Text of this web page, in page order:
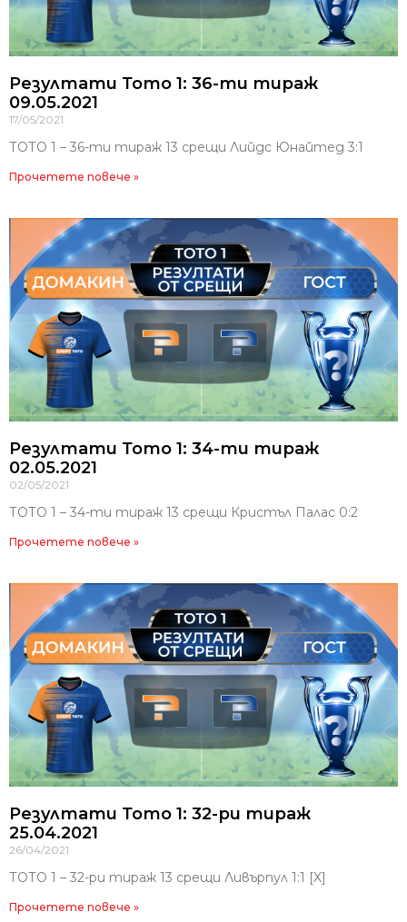
Резултати Тото 1: 36-ти тираж
09.05.2021
17/05/2021
ТОТО 1 – 36-ти тираж 13 срещи Лийдс Юнайтед 3:1
Прочетете повече »
Резултати Тото 1: 34-ти тираж
02.05.2021
02/05/2021
ТОТО 1 – 34-ти тираж 13 срещи Кристъл Палас 0:2
Прочетете повече »
Резултати Тото 1: 32-ри тираж
25.04.2021
26/04/2021
ТОТО 1 – 32-ри тираж 13 срещи Ливърпул 1:1 [X]
Прочетете повече »